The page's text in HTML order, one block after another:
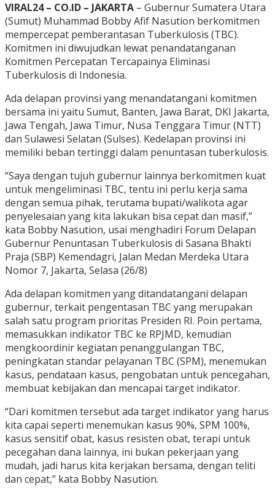
VIRAL24 – CO.ID – JAKARTA – Gubernur Sumatera Utara
(Sumut) Muhammad Bobby Afif Nasution berkomitmen
mempercepat pemberantasan Tuberkulosis (TBC).
Komitmen ini diwujudkan lewat penandatanganan
Komitmen Percepatan Tercapainya Eliminasi
Tuberkulosis di Indonesia.
Ada delapan provinsi yang menandatangani komitmen
bersama ini yaitu Sumut, Banten, Jawa Barat, DKI Jakarta,
Jawa Tengah, Jawa Timur, Nusa Tenggara Timur (NTT)
dan Sulawesi Selatan (Sulses). Kedelapan provinsi ini
memiliki beban tertinggi dalam penuntasan tuberkulosis.
“Saya dengan tujuh gubernur lainnya berkomitmen kuat
untuk mengeliminasi TBC, tentu ini perlu kerja sama
dengan semua pihak, terutama bupati/walikota agar
penyelesaian yang kita lakukan bisa cepat dan masif,”
kata Bobby Nasution, usai menghadiri Forum Delapan
Gubernur Penuntasan Tuberkulosis di Sasana Bhakti
Praja (SBP) Kemendagri, Jalan Medan Merdeka Utara
Nomor 7, Jakarta, Selasa (26/8)
Ada delapan komitmen yang ditandatangani delapan
gubernur, terkait pengentasan TBC yang merupakan
salah satu program prioritas Presiden RI. Poin pertama,
memasukkan indikator TBC ke RPJMD, kemudian
mengkoordinir kegiatan penanggulangan TBC,
peningkatan standar pelayanan TBC (SPM), menemukan
kasus, pendataan kasus, pengobatan untuk pencegahan,
membuat kebijakan dan mencapai target indikator.
“Dari komitmen tersebut ada target indikator yang harus
kita capai seperti menemukan kasus 90%, SPM 100%,
kasus sensitif obat, kasus resisten obat, terapi untuk
pecegahan dana lainnya, ini bukan pekerjaan yang
mudah, jadi harus kita kerjakan bersama, dengan teliti
dan cepat,” kata Bobby Nasution.